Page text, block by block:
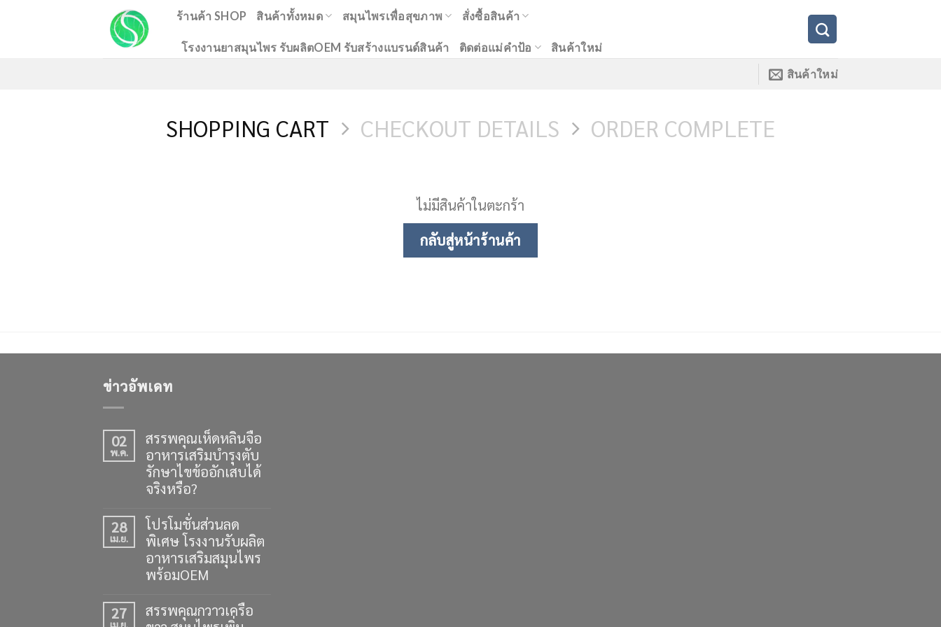
ร้านค้า SHOP สินค้าทั้งหมด สมุนไพรเพื่อสุขภาพ สั่งซื้อสินค้า
โรงงานยาสมุนไพร รับผลิตOEM รับสร้างแบรนด์สินค้า ติดต่อแม่คำป้อ
สินค้าใหม่
สินค้าใหม่
SHOPPING CART CHECKOUT DETAILS ORDER COMPLETE
ไม่มีสินค้าในตะกร้า
กลับสู่หน้าร้านค้า
ข่าวอัพเดท
02
พ.ค.
สรรพคุณเห็ดหลินจือ
อาหารเสริมบำรุงตับ
รักษาไขข้ออักเสบได้
จริงหรือ?
28
เม.ย.
โปรโมชั่นส่วนลด
พิเศษ โรงงานรับผลิต
อาหารเสริมสมุนไพร
พร้อมOEM
27
เม.ย.
สรรพคุณกวาวเครือ